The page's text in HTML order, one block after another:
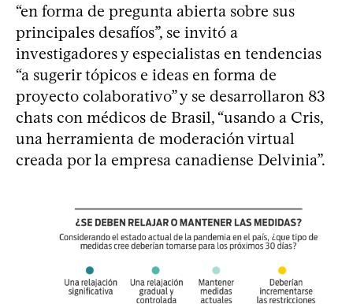
“en forma de pregunta abierta sobre sus
principales desafíos”, se invitó a
investigadores y especialistas en tendencias
“a sugerir tópicos e ideas en forma de
proyecto colaborativo” y se desarrollaron 83
chats con médicos de Brasil, “usando a Cris,
una herramienta de moderación virtual
creada por la empresa canadiense Delvinia”.